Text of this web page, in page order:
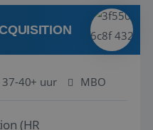
unieke functie ...
37-40+ uur MBO
(HR
LinkedIn
.linkedin.com
5 maanden 4
weken